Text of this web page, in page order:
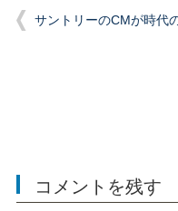
サントリーのCMが時代
コメントを残す